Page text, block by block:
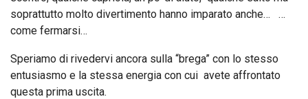
soprattutto molto divertimento hanno imparato anche… …
come fermarsi…
Speriamo di rivedervi ancora sulla “brega” con lo stesso
entusiasmo e la stessa energia con cui avete affrontato
questa prima uscita.